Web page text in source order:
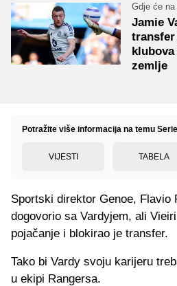
Gdje će
Jamie
transfer
zemlje
Potražite više informacija na temu
VIJESTI TABELA
Sportski direktor Genoe, Flavio
dogovorio sa Vardyjem, ali
pojačanje i blokirao je transfer.
Tako bi Vardy svoju karijeru
u ekipi Rangersa.